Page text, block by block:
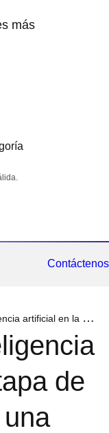
más
Contáctenos
con una plataforma empresarial
de